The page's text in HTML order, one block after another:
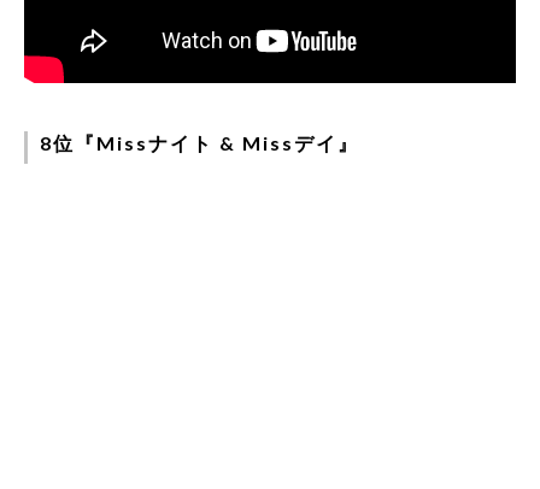
8位『Missナイト & Missデイ』